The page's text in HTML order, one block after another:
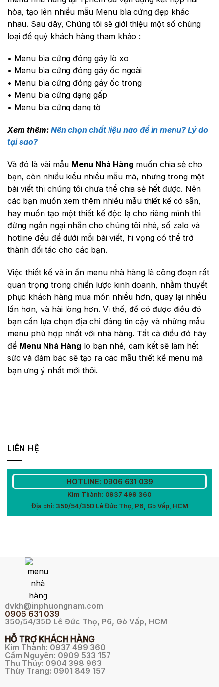
hòa, tạo lên nhiều mẫu Menu bìa cứng đẹp khác
nhau. Sau đây, Chúng tôi sẽ giới thiệu một số chủng
loại để quý khách hàng tham khảo :
• Menu bìa cứng đóng gáy lò xo
• Menu bìa cứng đóng gáy ốc ngoài
• Menu bìa cứng đóng gáy ốc trong
• Menu bìa cứng dạng gấp
• Menu bìa cứng dạng tờ
Xem thêm: Nên chọn chất liệu nào để in menu? Lý do
tại sao?
Và đó là vài mẫu Menu Nhà Hàng muốn chia sẻ cho
bạn, còn nhiều kiểu nhiều mẫu mã, nhưng trong một
bài viết thì chúng tôi chưa thể chia sẻ hết được. Nên
các bạn muốn xem thêm nhiều mẫu thiết kế có sẵn,
hay muốn tạo một thiết kế độc lạ cho riêng mình thì
đừng ngần ngại nhắn cho chúng tôi nhé, số zalo và
hotline đều để dưới mỗi bài viết, hi vọng có thể trở
thành đối tác cho các bạn.
Việc thiết kế và in ấn menu nhà hàng là công đoạn rất
quan trọng trong chiến lược kinh doanh, nhằm thuyết
phục khách hàng mua món nhiều hơn, quay lại nhiều
lần hơn, và hài lòng hơn. Vì thế, để có được điều đó
bạn cần lựa chọn địa chỉ đáng tin cậy và những mẫu
menu phù hợp nhất với nhà hàng. Tất cả điều đó hãy
để Menu Nhà Hàng lo bạn nhé, cam kết sẽ làm hết
sức và đảm bảo sẽ tạo ra các mẫu thiết kế menu mà
bạn ưng ý nhất mới thôi.
LIÊN HỆ
HOTLINE: 0906 631 039
Kim Thành: 0937 499 360
Địa chỉ: 350/54/35D Lê Đức Thọ, P6, Gò Vấp, HCM
dvkh@inphuongnam.com
0906 631 039
350/54/35D Lê Đức Thọ, P6, Gò Vấp, HCM
HỖ TRỢ KHÁCH HÀNG
Kim Thành: 0937 499 360
Cẩm Nguyên: 0909 533 157
Thu Thúy: 0904 398 963
Thùy Trang: 0901 849 157